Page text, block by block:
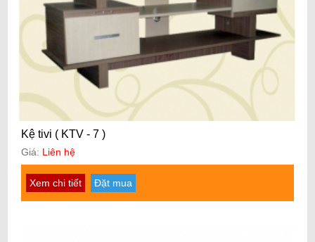
Kệ tivi ( KTV - 7 )
Giá: Liên hệ
Xem chi tiết Đặt mua